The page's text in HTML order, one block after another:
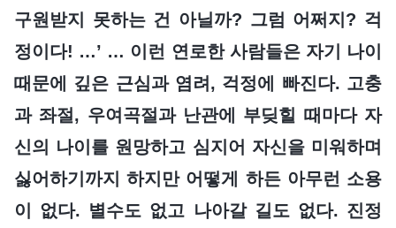
구원받지 못하는 건 아닐까? 그럼 어쩌지? 걱
정이다! …’ … 이런 연로한 사람들은 자기 나이
때문에 깊은 근심과 염려, 걱정에 빠진다. 고충
과 좌절, 우여곡절과 난관에 부딪힐 때마다 자
신의 나이를 원망하고 심지어 자신을 미워하며
싫어하기까지 하지만 어떻게 하든 아무런 소용
이 없다. 별수도 없고 나아갈 길도 없다. 진정